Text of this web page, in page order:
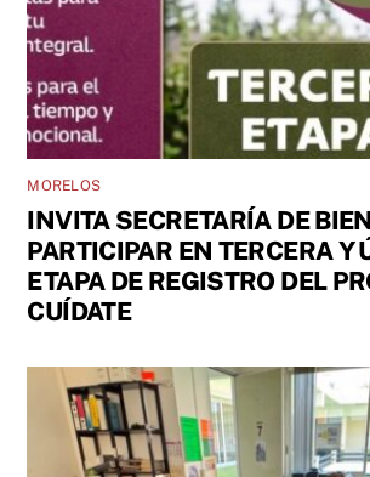
MORELOS
INVITA SECRETARÍA DE
PARTICIPAR EN TERCERA Y
ETAPA DE REGISTRO DEL
CUÍDATE